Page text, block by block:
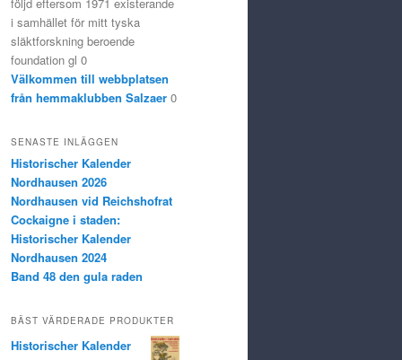
i samhället för mitt tyska
släktforskning beroende
foundation gl 0
Välkommen till webbplatsen
från hemmaklubben Salzaer 0
SENASTE INLÄGGEN
Historischer Kalender
Nordhausen 2026
Nordhausen vid Reichshofrat
Cockaigne i staden:
Historischer Kalender
Nordhausen 2024
Band 48 den gula raden
BÄST VÄRDERADE PRODUKTER
Historischer Kalender